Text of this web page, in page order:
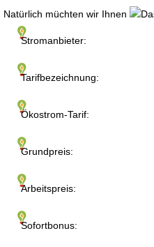
Stromanbieter:
Tarifbezeichnung:
Ökostrom-Tarif:
Grundpreis:
Arbeitspreis:
Sofortbonus:
Natürlich müchten wir Ihnen